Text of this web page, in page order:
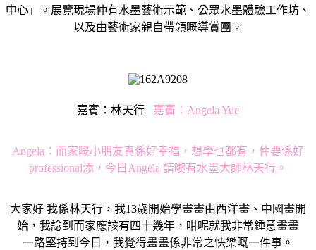
中心」。展覽現場仲有水墨藝術示範、公眾水墨體驗工作坊、
以及由藝術家親自帶領嘅導賞團。
嘉賓：林天行 嘉賓：Angela Yue
Angela：而家嘅小朋友真係好幸福，想學乜都有，仲要係好
professional添，今日Angela 請嚟有水墨大師林天行。
大家好 我係林天行，我13歲開始學畫畫由西洋畫、中國畫開
始，我諗到而家應該有四十幾年，咁呢就我非常鍾意畫畫
一路堅持到今日，我覺得畫畫係非常之快樂嘅一件事。